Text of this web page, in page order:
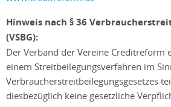
Hinweis nach § 36
(VSBG):
Der Verband der Vereine Creditreform
einem Streitbeilegungsverfahren im
Verbraucherstreitbeilegungsgesetzes
diesbezüglich keine gesetzliche